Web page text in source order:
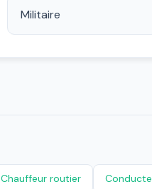
Militaire
Chauffeur routier